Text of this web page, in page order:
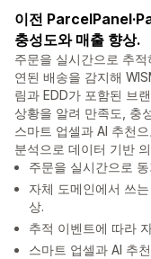
이전
충성도와 매출 향상.
주문을 실시간으로 추
연된 배송을 감지해
림과 EDD가 포함된 브
상황을 알려 만족도, 충
스마트 업셀과 AI 추천
분석으로 데이터 기반
주문을 실시간으로
자체 도메인에서 쓰
상.
추적 이벤트에 따라
스마트 업셀과 AI 추